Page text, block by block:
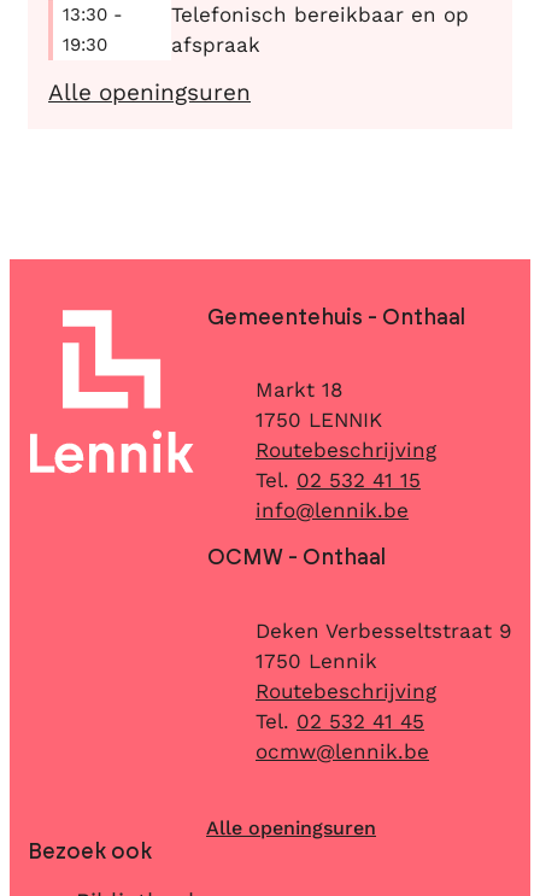
13:30 -
19:30
Telefonisch bereikbaar en op
afspraak
Alle openingsuren
Contact & openingsuren
Gemeentehuis - Onthaal
AdresMarkt 18
,1750 LENNIK
Routebeschrijving
02 532 41 15
E-mailinfo@lennik.be
OCMW - Onthaal
AdresDeken Verbesseltstraat 9
,1750 Lennik
Routebeschrijving
02 532 41 45
E-mailocmw@lennik.be
Alle openingsuren
Bezoek ook